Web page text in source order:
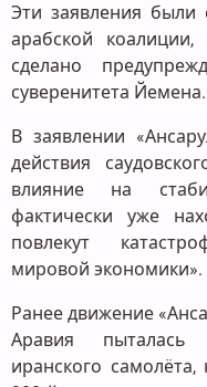
Эти заявления были
арабской
сделано
суверенитета Йемена.
В заявлении
действия
влияние на
фактически уже
повлекут
мировой экономики».
Ранее движение
Аравия пыталась
иранского